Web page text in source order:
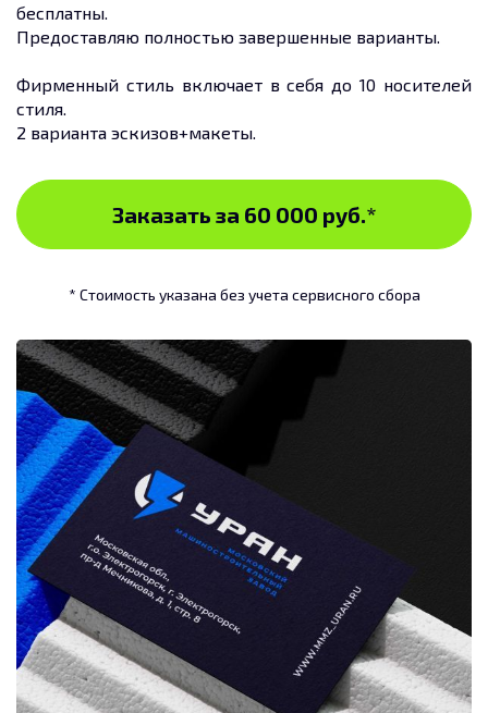
бесплатны.
Предоставляю полностью завершенные варианты.
Фирменный стиль включает в себя до 10 носителей
стиля.
2 варианта эскизов+макеты.
Заказать за 60 000 руб.*
* Стоимость указана без учета сервисного сбора